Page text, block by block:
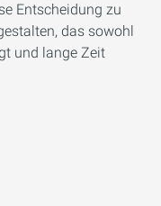
Entscheidung zu
das sowohl
und lange Zeit